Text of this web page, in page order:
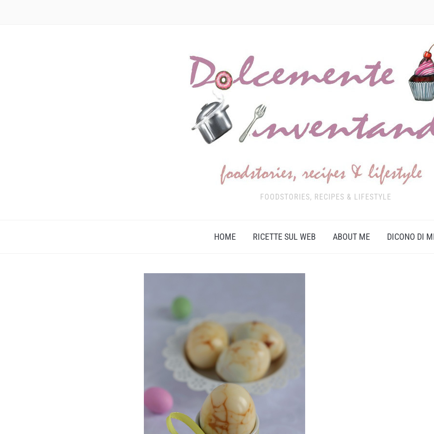
FOODSTORIES, RECIPES & LIFESTYLE
HOME RICETTE SUL WEB ABOUT ME DICONO DI